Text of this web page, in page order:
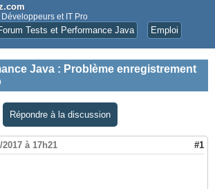
et IT Pro
Tests et Performance Java Emploi
Java : Problème enregistrement
Répondre à la discussion
2017 à 17h21 #1